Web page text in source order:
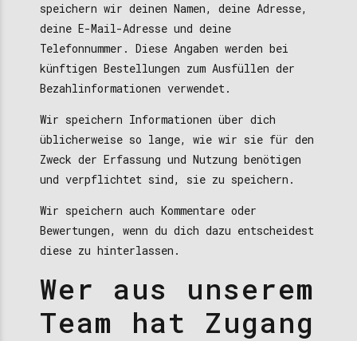
speichern wir deinen Namen, deine Adresse,
deine E-Mail-Adresse und deine
Telefonnummer. Diese Angaben werden bei
künftigen Bestellungen zum Ausfüllen der
Bezahlinformationen verwendet.
Wir speichern Informationen über dich
üblicherweise so lange, wie wir sie für den
Zweck der Erfassung und Nutzung benötigen
und verpflichtet sind, sie zu speichern.
Wir speichern auch Kommentare oder
Bewertungen, wenn du dich dazu entscheidest
diese zu hinterlassen.
Wer aus unserem
Team hat Zugang